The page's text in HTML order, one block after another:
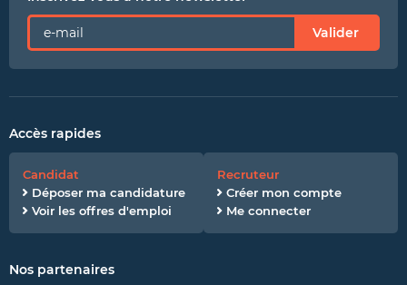
Valider
Accès rapides
Candidat
Déposer ma candidature
Voir les offres d'emploi
Recruteur
Créer mon compte
Me connecter
Nos partenaires